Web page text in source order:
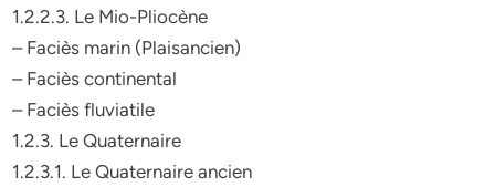
1.2.2.3. Le Mio-Pliocène
– Faciès marin (Plaisancien)
– Faciès continental
– Faciès fluviatile
1.2.3. Le Quaternaire
1.2.3.1. Le Quaternaire ancien